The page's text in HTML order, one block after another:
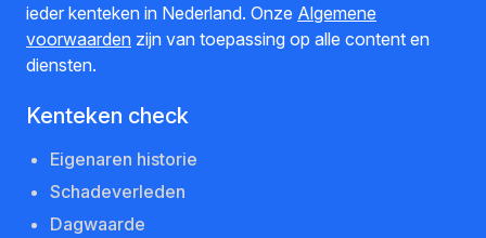
ieder kenteken in Nederland. Onze Algemene
voorwaarden zijn van toepassing op alle content en
diensten.
Kenteken check
Eigenaren historie
Schadeverleden
Dagwaarde